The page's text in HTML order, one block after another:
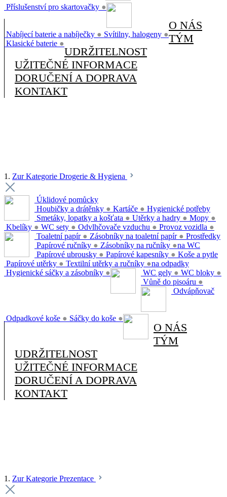
Příslušenství pro skartovačky ●
Nabíjecí baterie a nabíječky ● Svítilny, halogeny ●
Klasické baterie ●
O NÁS
TÝM
UDRŽITELNOST
UŽITEČNÉ INFORMACE
DORUČENÍ A DOPRAVA
KONTAKT
1. Zur Kategorie Drogerie & Hygiena
Úklidové pomůcky
Houbičky a drátěnky ● Kartáče ●
Smetáky, lopatky a košťata ● Utěrky a hadry ● Mopy ●
Kbelíky ● WC sety ● Odvlhčovače vzduchu ● Provoz vozidla ●
Hygienické potřeby
Toaletní papír ● Zásobníky na toaletní papír ●
Papírové ručníky ● Zásobníky na ručníky ●
Papírové ubrousky ● Papírové kapesníky ●
Papírové utěrky ● Textilní utěrky a ručníky ●
Hygienické sáčky a zásobníky ●
Prostředky
na WC
WC gely ● WC bloky ●
Vůně do pisoáru ●
Koše a pytle
na odpadky
Odpadkové koše ● Sáčky do koše ●
Odvápňovač
O NÁS
TÝM
UDRŽITELNOST
UŽITEČNÉ INFORMACE
DORUČENÍ A DOPRAVA
KONTAKT
1. Zur Kategorie Prezentace